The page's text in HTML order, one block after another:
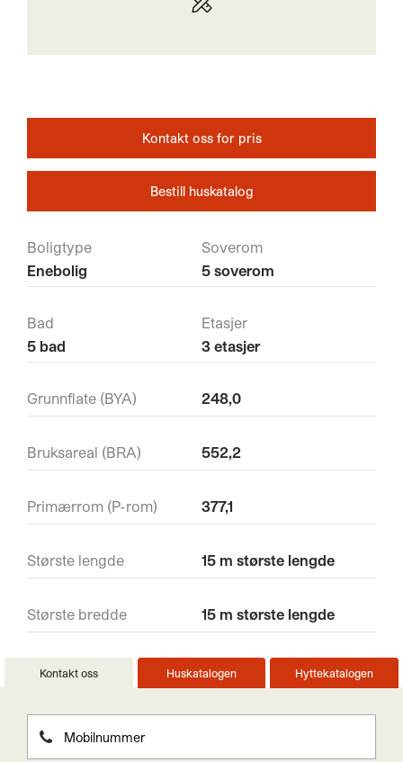
Kontakt oss for pris
Bestill huskatalog
Boligtype
Enebolig
Soverom
5 soverom
Bad
5 bad
Etasjer
3 etasjer
Grunnflate (BYA) 248,0
Bruksareal (BRA) 552,2
Primærrom (P-rom) 377,1
Største lengde 15 m største lengde
Største bredde 15 m største lengde
Kontakt oss Huskatalogen Hyttekatalogen